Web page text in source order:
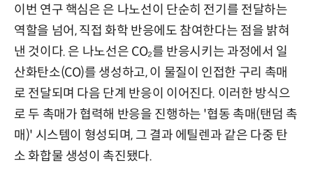
이번 연구 핵심은 은 나노선이 단순히 전기를 전달하는
역할을 넘어, 직접 화학 반응에도 참여한다는 점을 밝혀
낸 것이다. 은 나노선은 CO₂를 반응시키는 과정에서 일
산화탄소(CO)를 생성하고, 이 물질이 인접한 구리 촉매
로 전달되며 다음 단계 반응이 이어진다. 이러한 방식으
로 두 촉매가 협력해 반응을 진행하는 '협동 촉매(탠덤 촉
매)' 시스템이 형성되며, 그 결과 에틸렌과 같은 다중 탄
소 화합물 생성이 촉진됐다.